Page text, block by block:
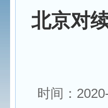
北京对
时间：